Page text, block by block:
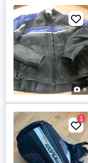
6
1